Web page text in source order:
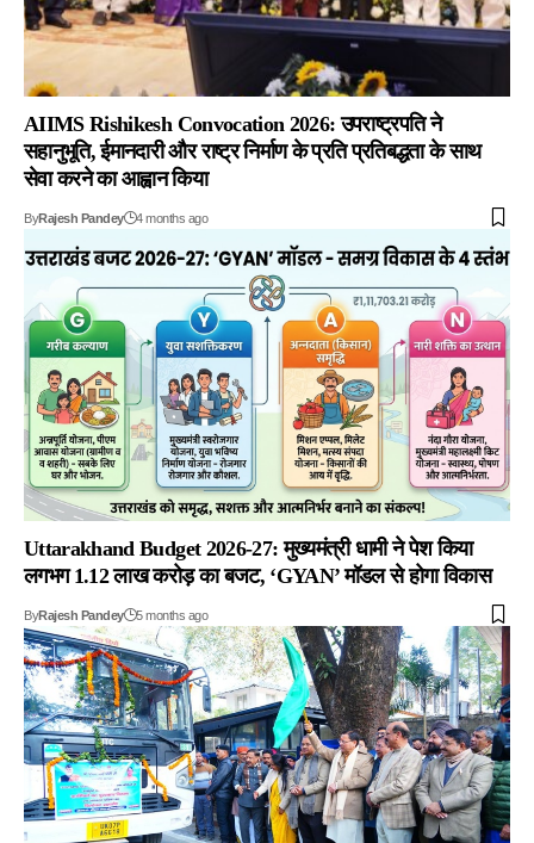
AIIMS Rishikesh Convocation 2026: उपराष्ट्रपति ने
सहानुभूति, ईमानदारी और राष्ट्र निर्माण के प्रति प्रतिबद्धता के साथ
सेवा करने का आह्वान किया
ByRajesh Pandey 4 months ago
Uttarakhand Budget 2026-27: मुख्यमंत्री धामी ने पेश किया
लगभग 1.12 लाख करोड़ का बजट, ‘GYAN’ मॉडल से होगा विकास
ByRajesh Pandey 5 months ago